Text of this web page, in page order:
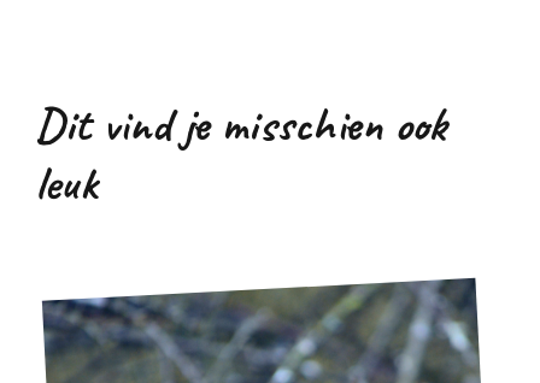
Dit vind je misschien ook
leuk